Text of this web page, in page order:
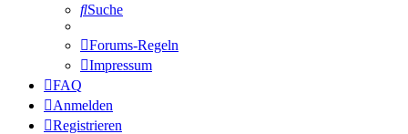
Suche
Forums-Regeln
Impressum
FAQ
Anmelden
Registrieren